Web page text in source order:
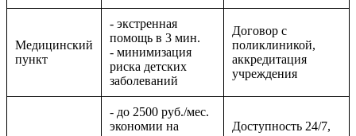
Медицинский
пункт
- экстренная
помощь в 3 мин.
- минимизация
риска детских
заболеваний
Договор с
поликлиникой,
аккредитация
учреждения
- до 2500 руб./мес.
экономии на
Доступность 24/7,